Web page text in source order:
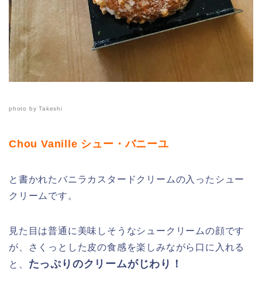
photo by Takeshi
Chou Vanille シュー・バニーユ
と書かれたバニラカスタードクリームの入ったシュー
クリームです。
見た目は普通に美味しそうなシュークリームの顔です
が、さくっとした皮の食感を楽しみながら口に入れる
と、 たっぷりのクリームがじわり！